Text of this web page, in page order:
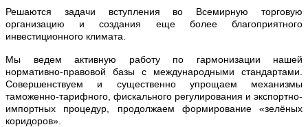
Решаются задачи вступления во Всемирную торговую
организацию и создания еще более благоприятного
инвестиционного климата.
Мы ведем активную работу по гармонизации нашей
нормативно-правовой базы с международными стандартами.
Совершенствуем и существенно упрощаем механизмы
таможенно-тарифного, фискального регулирования и экспортно-
импортных процедур, продолжаем формирование «зелёных
коридоров».